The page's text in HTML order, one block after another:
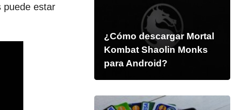
puede estar
¿Cómo descargar Mortal
Kombat Shaolin Monks
para Android?